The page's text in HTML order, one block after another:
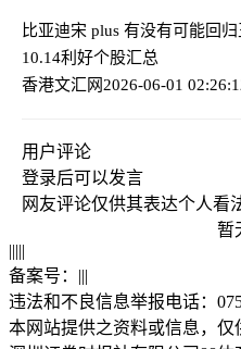
比亚迪宋 plus 有没有可能回
10.14利好个股汇总
香港文汇网2026-06-01
用户评论
登录后可以发言
网友评论仅供其表达个人看
暂
|||||
备案号： |||
违法和不良信息举报电话：
本网站提供之资料或信息，